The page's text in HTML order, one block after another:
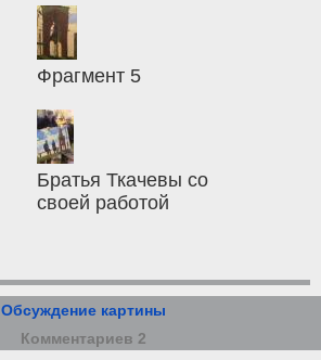
Фрагмент 5
Братья Ткачевы со
своей работой
Обсуждение картины
Комментариев 2